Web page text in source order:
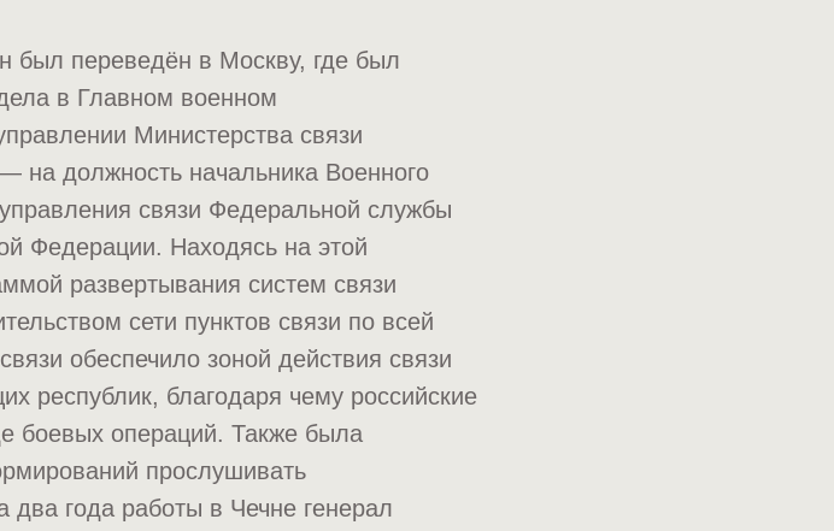
был переведён в Москву, где был
в Главном военном
Министерства связи
на должность начальника Военного
связи Федеральной службы
Федерации. Находясь на этой
развертывания систем связи
сети пунктов связи по всей
обеспечило зоной действия связи
республик, благодаря чему российские
боевых операций. Также была
прослушивать
два года работы в Чечне генерал